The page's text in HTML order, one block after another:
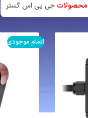
محصولات جی پی اس گستر